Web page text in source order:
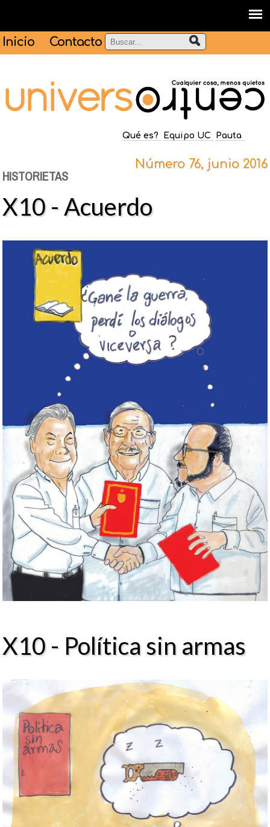
Inicio Contacto
Qué es? Equipo UC Pauta
Número 76, junio 2016
HISTORIETAS
X10 - Acuerdo
X10 - Política sin armas